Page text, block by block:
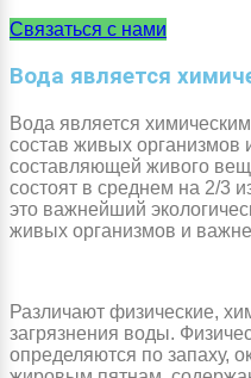
Связаться с нами
Вода является
Вода является
состав живых организмов
составляющей живого
состоят в среднем на 2/3
это важнейший
живых организмов и
Различают физические,
загрязнения воды.
определяются по запаху,